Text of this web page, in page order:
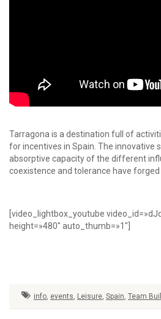
Tarragona is a destination full of
for incentives in Spain. The innovative
absorptive capacity of the different
coexistence and tolerance have forged
[video_lightbox_youtube
height=»480″ auto_thumb=»1″]
info, events, Leisure, Spain, Team